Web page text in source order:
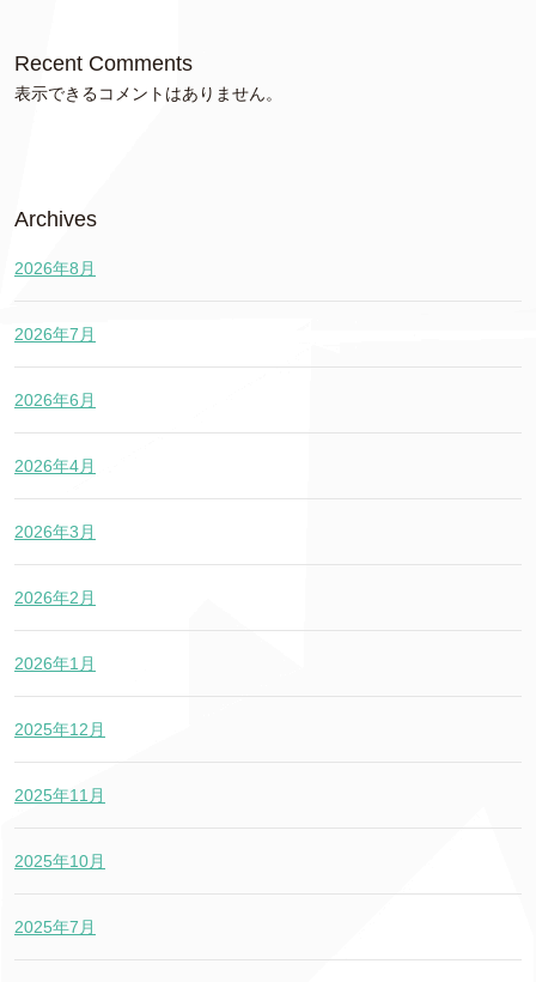
Recent Comments
表示できるコメントはありません。
Archives
2026年8月
2026年7月
2026年6月
2026年4月
2026年3月
2026年2月
2026年1月
2025年12月
2025年11月
2025年10月
2025年7月